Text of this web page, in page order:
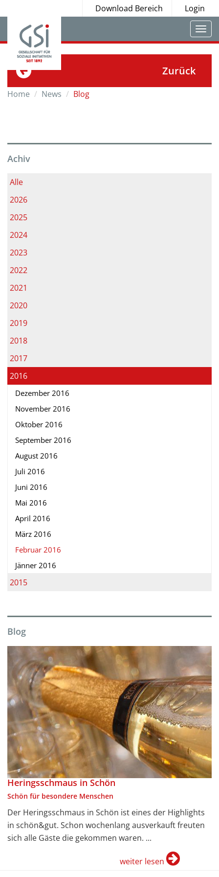
Download Bereich Login
Zurück
Home News Blog
Achiv
Alle
2026
2025
2024
2023
2022
2021
2020
2019
2018
2017
2016
Dezember 2016
November 2016
Oktober 2016
September 2016
August 2016
Juli 2016
Juni 2016
Mai 2016
April 2016
März 2016
Februar 2016
Jänner 2016
2015
Blog
Heringsschmaus in Schön
Schön für besondere Menschen
Der Heringsschmaus in Schön ist eines der Highlights
in schön&gut. Schon wochenlang ausverkauft freuten
sich alle Gäste die gekommen waren. ...
weiter lesen